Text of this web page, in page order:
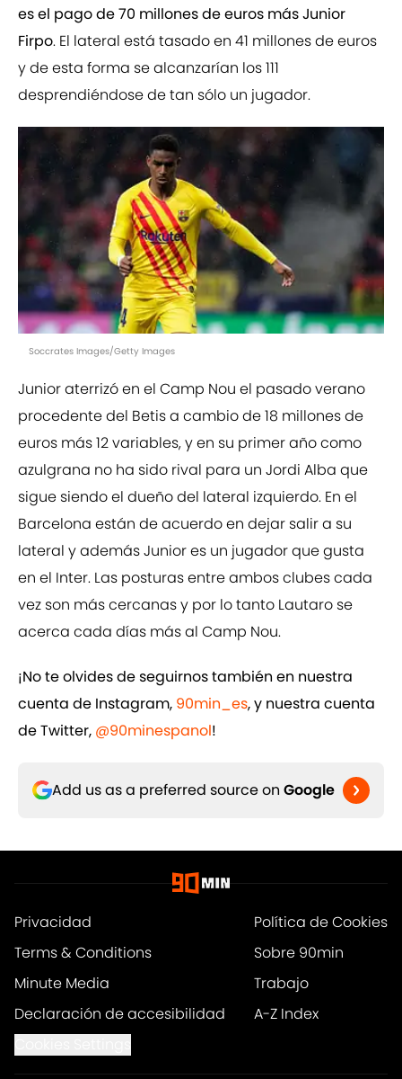
es el pago de 70 millones de euros más Junior
Firpo. El lateral está tasado en 41 millones de euros
y de esta forma se alcanzarían los 111
desprendiéndose de tan sólo un jugador.
Soccrates Images/Getty Images
Junior aterrizó en el Camp Nou el pasado verano
procedente del Betis a cambio de 18 millones de
euros más 12 variables, y en su primer año como
azulgrana no ha sido rival para un Jordi Alba que
sigue siendo el dueño del lateral izquierdo. En el
Barcelona están de acuerdo en dejar salir a su
lateral y además Junior es un jugador que gusta
en el Inter. Las posturas entre ambos clubes cada
vez son más cercanas y por lo tanto Lautaro se
acerca cada días más al Camp Nou.
¡No te olvides de seguirnos también en nuestra
cuenta de Instagram, 90min_es, y nuestra cuenta
de Twitter, @90minespanol!
Add us as a preferred source on Google
Privacidad
Política de Cookies
Terms & Conditions
Sobre 90min
Minute Media
Trabajo
Declaración de accesibilidad
A-Z Index